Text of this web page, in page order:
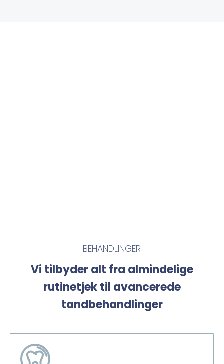
BEHANDLINGER
Vi tilbyder alt fra almindelige
rutinetjek til avancerede
tandbehandlinger